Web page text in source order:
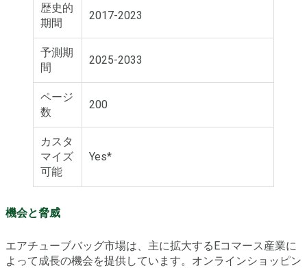
歴史的
期間
2017-2023
予測期
間
2025-2033
ページ
数
200
カスタ
マイズ
可能
Yes*
機会と脅威
エアチューブバッグ市場は、主に拡大するEコマース産業に
よって成長の機会を提供しています。オンラインショッピン